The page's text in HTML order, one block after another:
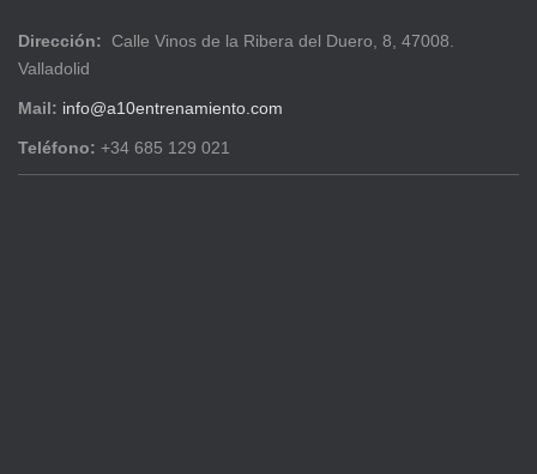
Dirección: Calle Vinos de la Ribera del Duero, 8, 47008.
Valladolid
Mail: info@a10entrenamiento.com
Teléfono: +34 685 129 021